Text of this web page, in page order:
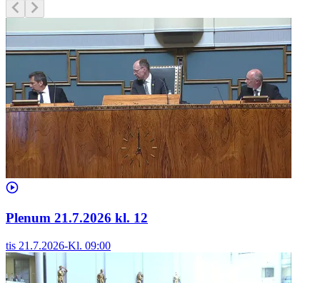
Plenum 21.7.2026 kl. 12
tis 21.7.2026-Kl. 09:00